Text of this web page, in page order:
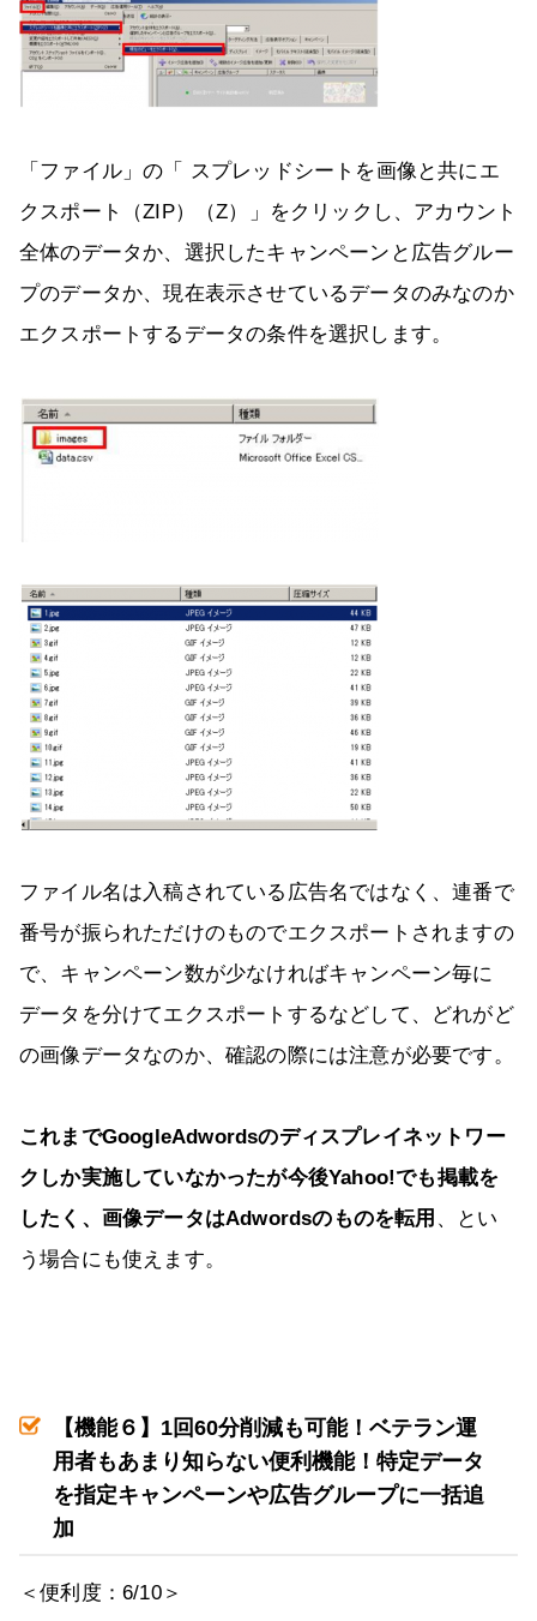
「ファイル」の「 スプレッドシートを画像と共にエ
クスポート（ZIP）（Z）」をクリックし、アカウント
全体のデータか、選択したキャンペーンと広告グルー
プのデータか、現在表示させているデータのみなのか
エクスポートするデータの条件を選択します。
ファイル名は入稿されている広告名ではなく、連番で
番号が振られただけのものでエクスポートされますの
で、キャンペーン数が少なければキャンペーン毎に
データを分けてエクスポートするなどして、どれがど
の画像データなのか、確認の際には注意が必要です。
これまでGoogleAdwordsのディスプレイネットワー
クしか実施していなかったが今後Yahoo!でも掲載を
したく、画像データはAdwordsのものを転用 、とい
う場合にも使えます。
【機能６】 1回60分削減も可能！ベテラン運
用者もあまり知らない便利機能！特定データ
を指定キャンペーンや広告グループに一括追
加
＜便利度：6/10＞